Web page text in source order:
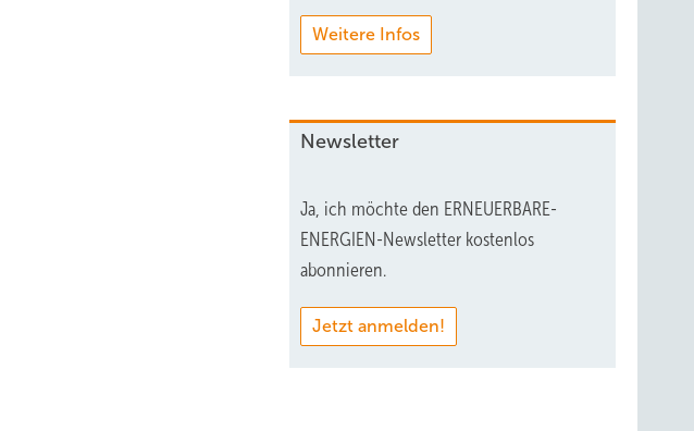
Weitere Infos
Newsletter
Ja, ich möchte den ERNEUERBARE-
ENERGIEN-Newsletter kostenlos
abonnieren.
Jetzt anmelden!